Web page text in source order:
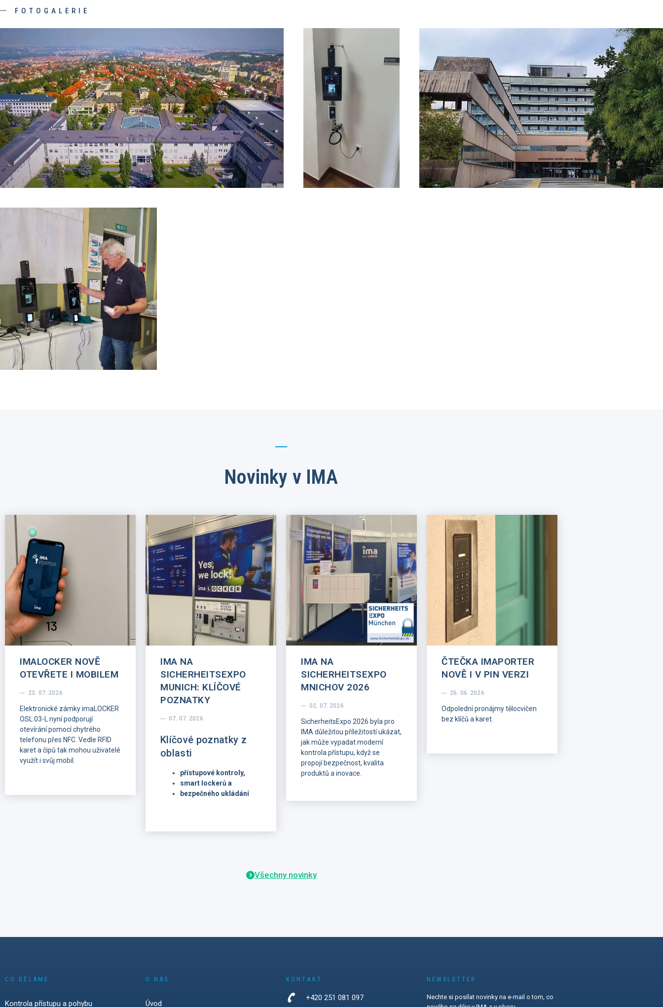
FOTOGALERIE
Novinky v IMA
IMALOCKER NOVĚ
OTEVŘETE I MOBILEM
23. 07. 2026
Elektronické zámky imaLOCKER
OSL.03-L nyní podporují
otevírání pomocí chytrého
telefonu přes NFC. Vedle RFID
karet a čipů tak mohou uživatelé
využít i svůj mobil.
IMA NA
SICHERHEITSEXPO
MUNICH: KLÍČOVÉ
POZNATKY
07. 07. 2026
Klíčové poznatky z
oblasti
přístupové kontroly,
smart lockerů a
bezpečného ukládání
nám nabídlo jasný pohled na to,
zámky, bezdrátové přístupové
kybernetické bezpečnosti v
IMA NA
SICHERHEITSEXPO
MNICHOV 2026
02. 07. 2026
SicherheitsExpo 2026 byla pro
IMA důležitou příležitostí ukázat,
jak může vypadat moderní
kontrola přístupu, když se
propojí bezpečnost, kvalita
produktů a inovace.
IMA na veletrhu zastoupena
ČTEČKA IMAPORTER
NOVĚ I V PIN VERZI
26. 06. 2026
Odpolední pronájmy tělocvičen
bez klíčů a karet.
Všechny novinky
CO DĚLÁME
Kontrola přístupu a pohybu
O NÁS
Úvod
KONTAKT
+420 251 081 097
NEWSLETTER
Nechte si posílat novinky na e-mail o tom, co